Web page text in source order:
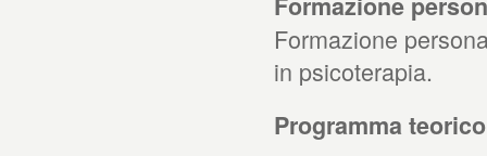
Formazione
in psicoterapia.
Programma